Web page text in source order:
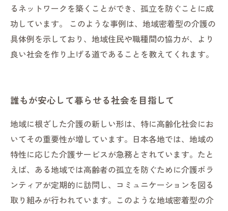
るネットワークを築くことができ、孤立を防ぐことに成
功しています。 このような事例は、地域密着型の介護の
具体例を示しており、地域住民や職種間の協力が、より
良い社会を作り上げる道であることを教えてくれます。
誰もが安心して暮らせる社会を目指して
地域に根ざした介護の新しい形は、特に高齢化社会にお
いてその重要性が増しています。日本各地では、地域の
特性に応じた介護サービスが急務とされています。たと
えば、ある地域では高齢者の孤立を防ぐために介護ボラ
ンティアが定期的に訪問し、コミュニケーションを図る
取り組みが行われています。このような地域密着型の介